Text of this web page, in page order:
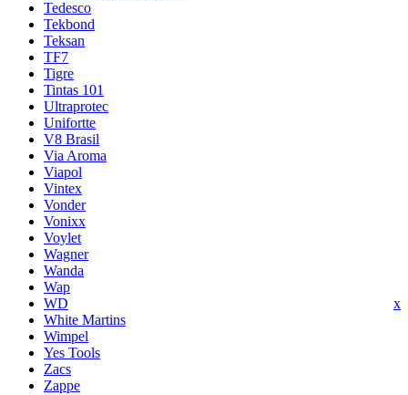
Tedesco
Tekbond
Teksan
TF7
Tigre
Tintas 101
Ultraprotec
Unifortte
V8 Brasil
Via Aroma
Viapol
Vintex
Vonder
Vonixx
Voylet
Wagner
Wanda
Wap
WD
x
White Martins
Wimpel
Yes Tools
Zacs
Zappe